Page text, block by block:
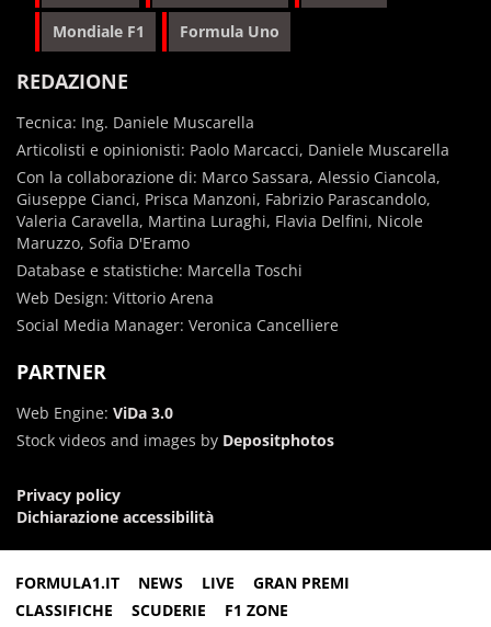
Mondiale F1 Formula Uno
REDAZIONE
Tecnica: Ing. Daniele Muscarella
Articolisti e opinionisti: Paolo Marcacci, Daniele Muscarella
Con la collaborazione di: Marco Sassara, Alessio Ciancola,
Giuseppe Cianci, Prisca Manzoni, Fabrizio Parascandolo,
Valeria Caravella, Martina Luraghi, Flavia Delfini, Nicole
Maruzzo, Sofia D'Eramo
Database e statistiche: Marcella Toschi
Web Design: Vittorio Arena
Social Media Manager: Veronica Cancelliere
PARTNER
Web Engine: ViDa 3.0
Stock videos and images by Depositphotos
Privacy policy
Dichiarazione accessibilità
FORMULA1.IT NEWS LIVE
GRAN PREMI
CLASSIFICHE
SCUDERIE F1 ZONE